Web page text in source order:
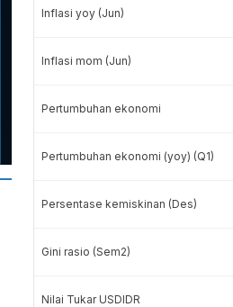
Inflasi yoy (Jun)
Inflasi mom (Jun)
Pertumbuhan ekonomi
Pertumbuhan ekonomi (yoy) (Q1)
Persentase kemiskinan (Des)
Gini rasio (Sem2)
Nilai Tukar USDIDR